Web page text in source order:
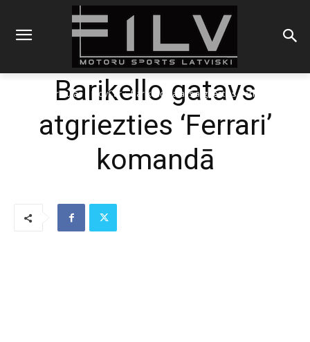
Formulas IndyCar Barikello gatavs atgriezties 'Ferrari' komandā
Barikello gatavs
atgriezties ‘Ferrari’
komandā